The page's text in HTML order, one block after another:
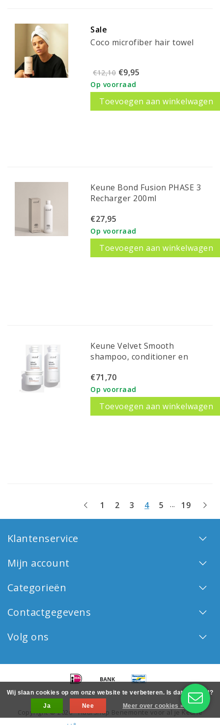
Sale
Coco microfiber hair towel
€12,10 €9,95
Op voorraad
Toevoegen aan winkelwagen
Keune Bond Fusion PHASE 3
Recharger 200ml
€27,95
Op voorraad
Toevoegen aan winkelwagen
Keune Velvet Smooth
shampoo, conditioner en
€71,70
Op voorraad
Toevoegen aan winkelwagen
1 2 3 4 5 ... 19
Klantenservice
Mijn account
Categorieën
Contactgegevens
Volg ons
Copyright © 2026 - Haarshop Benemonte voor al je Keune
haarproducten - All rights reserved - Realization
Wij slaan cookies op om onze website te verbeteren. Is dat akkoord?
Ja
Nee Meer over cookies »